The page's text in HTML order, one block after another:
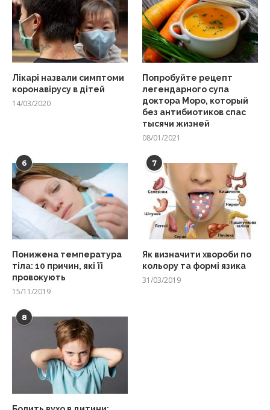
Лікарі назвали симптоми
коронавірусу в дітей
14/03/2020
Попробуйте рецепт
легендарного супа
доктора Моро, который
без антибиотиков спас
тысячи жизней
08/01/2021
6
Понижена температура
тіла: 10 причин, які її
провокують
15/11/2019
7
Як визначити хвороби по
кольору та формі язика
31/03/2019
8